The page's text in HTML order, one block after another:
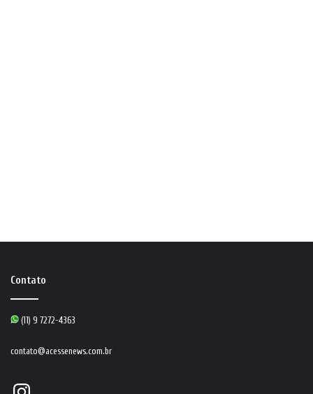
Contato
(11) 9 7272-4363
contato@acessenews.com.br
Instagram